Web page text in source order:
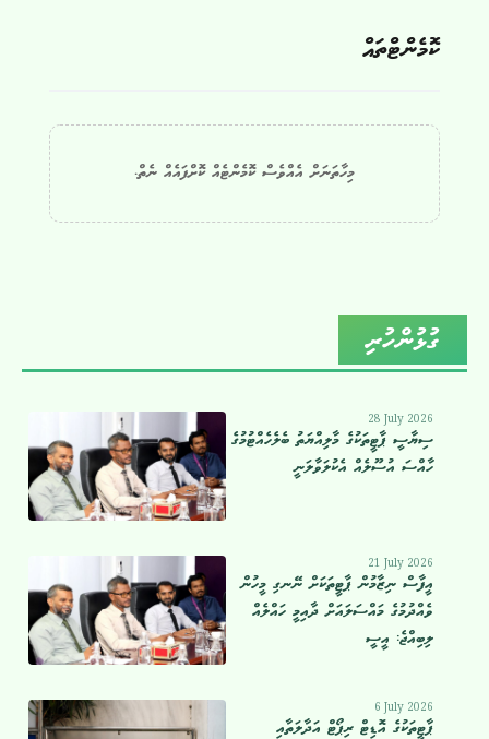
ކޮމެންޓްތައް
މިހާތަނަށް އެއްވެސް ކޮމެންޓެއް ކޮށްފައެއް ނެތް.
ގުޅުންހުރި
28 July 2026
ސިޔާސީ ޕާޓީތަކުގެ މާލިއްޔަތު ބެލެހެއްޓުމުގެ
ހާއްސަ އުސޫލެއް އެކުލަވާލަނީ
21 July 2026
އީފާސް ނިޒާމުން ޕާޓީތަކަށް ނޭނގި މީހުން
ވެއްދުމުގެ މައްސަލައަށް ދާއިމީ ހައްލެއް
ލިބިއްޖެ: އީސީ
6 July 2026
ޕާޓީތަކުގެ އޮޑިޓް ރިޕޯޓް އަދާލަތާއި